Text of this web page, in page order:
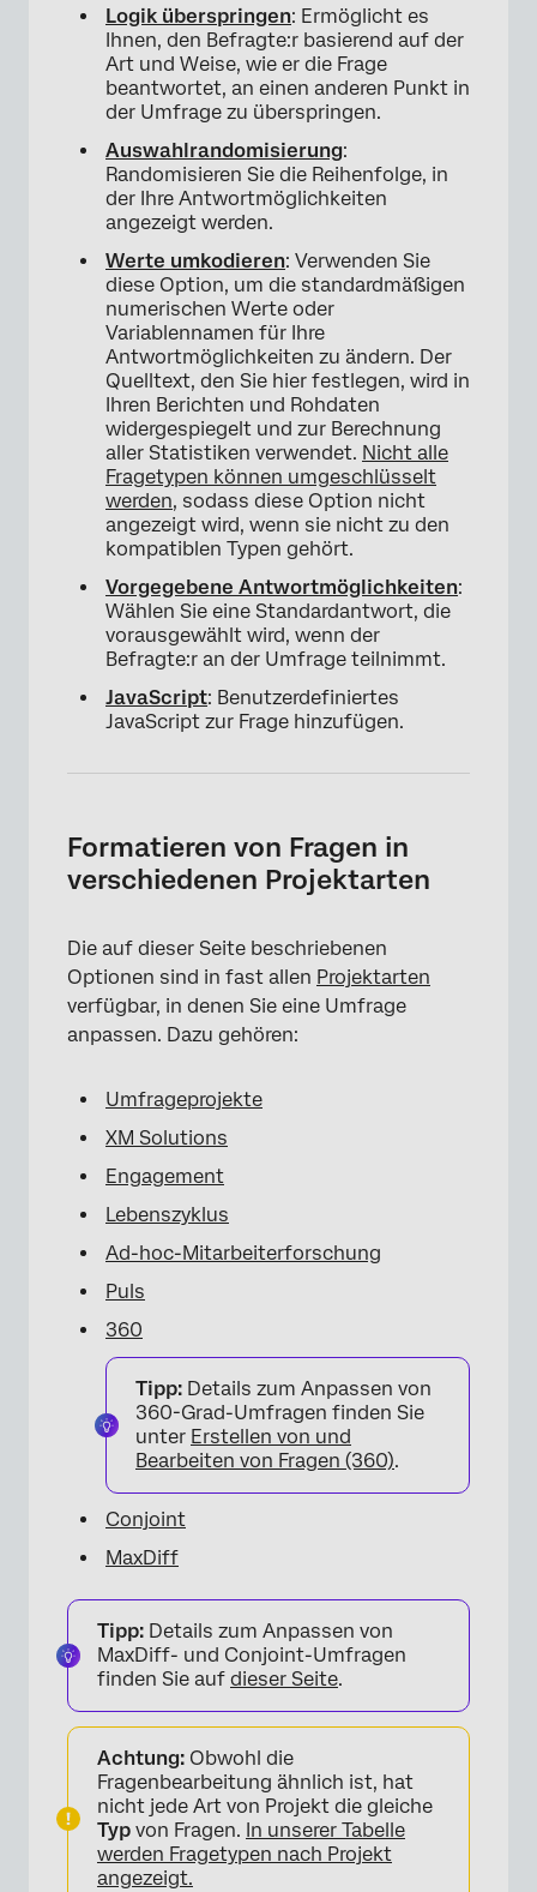
Logik überspringen: Ermöglicht es
Ihnen, den Befragte:r basierend auf der
Art und Weise, wie er die Frage
beantwortet, an einen anderen Punkt in
der Umfrage zu überspringen.
Auswahlrandomisierung:
Randomisieren Sie die Reihenfolge, in
der Ihre Antwortmöglichkeiten
angezeigt werden.
Werte umkodieren: Verwenden Sie
diese Option, um die standardmäßigen
numerischen Werte oder
Variablennamen für Ihre
Antwortmöglichkeiten zu ändern. Der
Quelltext, den Sie hier festlegen, wird in
Ihren Berichten und Rohdaten
widergespiegelt und zur Berechnung
aller Statistiken verwendet. Nicht alle
Fragetypen können umgeschlüsselt
werden, sodass diese Option nicht
angezeigt wird, wenn sie nicht zu den
kompatiblen Typen gehört.
Vorgegebene Antwortmöglichkeiten:
Wählen Sie eine Standardantwort, die
vorausgewählt wird, wenn der
Befragte:r an der Umfrage teilnimmt.
JavaScript: Benutzerdefiniertes
JavaScript zur Frage hinzufügen.
Formatieren von Fragen in
verschiedenen Projektarten
Die auf dieser Seite beschriebenen
Optionen sind in fast allen Projektarten
verfügbar, in denen Sie eine Umfrage
anpassen. Dazu gehören:
Umfrageprojekte
XM Solutions
Engagement
Lebenszyklus
Ad-hoc-Mitarbeiterforschung
Puls
360
Tipp: Details zum Anpassen von
360-Grad-Umfragen finden Sie
unter Erstellen von und
Bearbeiten von Fragen (360).
Conjoint
MaxDiff
Tipp: Details zum Anpassen von
MaxDiff- und Conjoint-Umfragen
finden Sie auf dieser Seite.
Achtung: Obwohl die
Fragenbearbeitung ähnlich ist, hat
nicht jede Art von Projekt die gleiche
Typ von Fragen. In unserer Tabelle
werden Fragetypen nach Projekt
angezeigt.